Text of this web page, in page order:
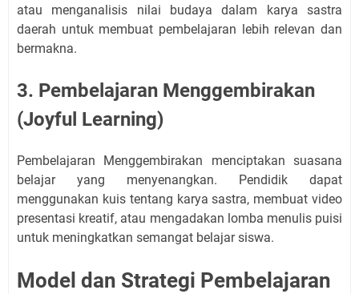
atau menganalisis nilai budaya dalam karya sastra
daerah untuk membuat pembelajaran lebih relevan dan
bermakna.
3. Pembelajaran Menggembirakan
(Joyful Learning)
Pembelajaran Menggembirakan menciptakan suasana
belajar yang menyenangkan. Pendidik dapat
menggunakan kuis tentang karya sastra, membuat video
presentasi kreatif, atau mengadakan lomba menulis puisi
untuk meningkatkan semangat belajar siswa.
Model dan Strategi Pembelajaran